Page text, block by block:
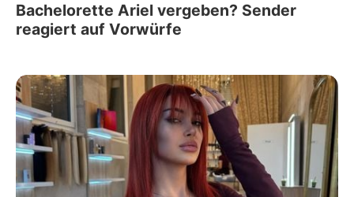
Bachelorette Ariel vergeben? Sender
reagiert auf Vorwürfe